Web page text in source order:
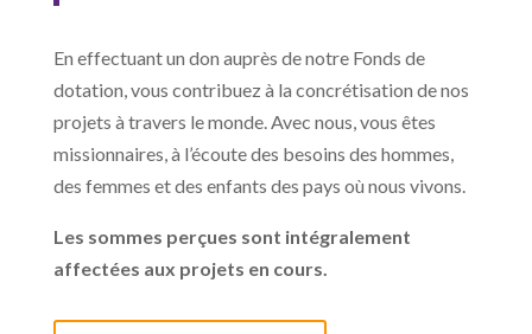
En effectuant un don auprès de notre Fonds de
dotation, vous contribuez à la concrétisation de nos
projets à travers le monde. Avec nous, vous êtes
missionnaires, à l’écoute des besoins des hommes,
des femmes et des enfants des pays où nous vivons.
Les sommes perçues sont intégralement
affectées aux projets en cours.